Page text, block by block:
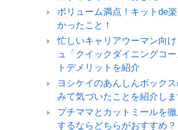
ボリューム満点！キットde
かったこと！
忙しいキャリアウーマン向
ュ「クイックダイニングコ
トデメリットを紹介
ヨシケイのあんしんボック
みて気づいたことを紹介しま
プチママとカットミールを
するならどちらがおすすめ？